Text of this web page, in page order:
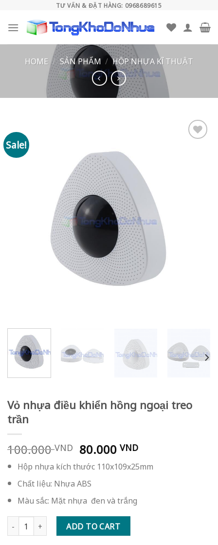
content
TƯ VẤN & ĐẶT HÀNG: 0968689615
HOME / SẢN PHẨM / HỘP NHỰA KĨ THUẬT
Sale!
Vỏ nhựa điều khiển hồng ngoại treo
trần
100.000VND Original
price
was:
100.000 VND.
80.000VNDCurrent
price
is:
Hộp nhựa kích thước 110x109x25mm
Chất liệu: Nhựa ABS
Màu sắc: Mặt nhựa đen và trắng
Vỏ nhựa điều khiển hồng ngoại treo trần quantity
ADD TO CART